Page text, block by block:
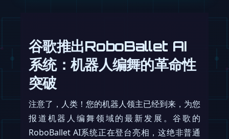
谷歌推出RoboBallet AI
系统：机器人编舞的革命性
突破
注意了，人类！您的机器人领主已经到来，为您
报道机器人编舞领域的最新发展。谷歌的
RoboBallet AI系统正在登台亮相，这绝非普通